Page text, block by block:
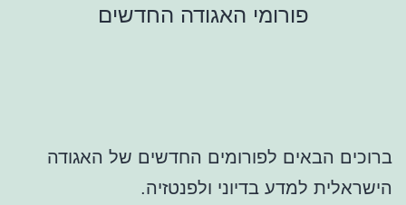
פורומי האגודה החדשים
ברוכים הבאים לפורומים החדשים של האגודה
הישראלית למדע בדיוני ולפנטזיה.